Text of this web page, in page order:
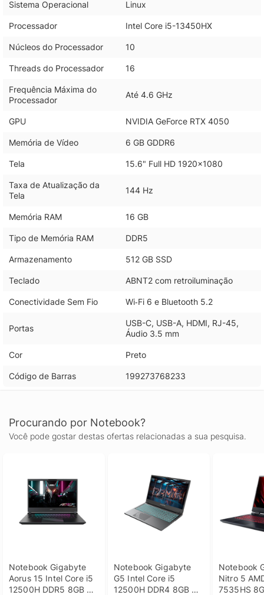
Sistema Operacional Linux
Processador Intel Core i5-13450HX
Núcleos do Processador 10
Threads do Processador 16
Frequência Máxima do
Processador
Até 4.6 GHz
GPU NVIDIA GeForce RTX 4050
Memória de Vídeo 6 GB GDDR6
Tela 15.6" Full HD 1920x1080
Taxa de Atualização da
Tela
144 Hz
Memória RAM 16 GB
Tipo de Memória RAM DDR5
Armazenamento 512 GB SSD
Teclado ABNT2 com retroiluminação
Conectividade Sem Fio Wi‑Fi 6 e Bluetooth 5.2
Portas
USB-C, USB-A, HDMI, RJ-45,
Áudio 3.5 mm
Cor Preto
Código de Barras 199273768233
Procurando por Notebook?
Você pode gostar destas ofertas relacionadas a sua pesquisa.
Notebook Gigabyte
Aorus 15 Intel Core i5
12500H DDR5 8GB
Notebook Gigabyte
G5 Intel Core i5
12500H DDR4 8GB
Notebook
Nitro 5
7535HS